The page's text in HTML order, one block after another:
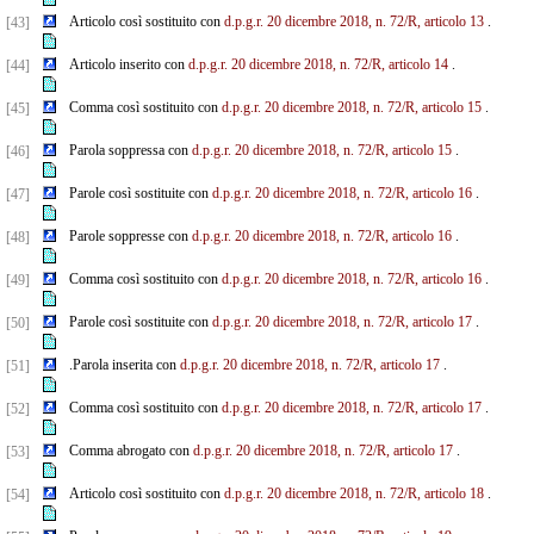
[43] Articolo così sostituito con d.p.g.r. 20 dicembre 2018, n. 72/R, articolo 13.
[44] Articolo inserito con d.p.g.r. 20 dicembre 2018, n. 72/R, articolo 14.
[45] Comma così sostituito con d.p.g.r. 20 dicembre 2018, n. 72/R, articolo 15.
[46] Parola soppressa con d.p.g.r. 20 dicembre 2018, n. 72/R, articolo 15.
[47] Parole così sostituite con d.p.g.r. 20 dicembre 2018, n. 72/R, articolo 16.
[48] Parole soppresse con d.p.g.r. 20 dicembre 2018, n. 72/R, articolo 16.
[49] Comma così sostituito con d.p.g.r. 20 dicembre 2018, n. 72/R, articolo 16.
[50] Parole così sostituite con d.p.g.r. 20 dicembre 2018, n. 72/R, articolo 17.
[51] .Parola inserita con d.p.g.r. 20 dicembre 2018, n. 72/R, articolo 17.
[52] Comma così sostituito con d.p.g.r. 20 dicembre 2018, n. 72/R, articolo 17.
[53] Comma abrogato con d.p.g.r. 20 dicembre 2018, n. 72/R, articolo 17.
[54] Articolo così sostituito con d.p.g.r. 20 dicembre 2018, n. 72/R, articolo 18.